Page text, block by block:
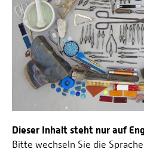
Dieser Inhalt steht nur auf
Bitte wechseln Sie die